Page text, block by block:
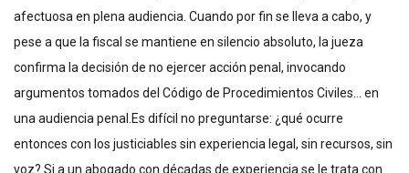
afectuosa en plena audiencia. Cuando por fin se lleva a cabo, y
pese a que la fiscal se mantiene en silencio absoluto, la jueza
confirma la decisión de no ejercer acción penal, invocando
argumentos tomados del Código de Procedimientos Civiles… en
una audiencia penal.Es difícil no preguntarse: ¿qué ocurre
entonces con los justiciables sin experiencia legal, sin recursos, sin
voz? Si a un abogado con décadas de experiencia se le trata con